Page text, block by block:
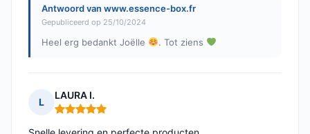
Antwoord van www.essence-box.fr
Gepubliceerd op 25/10/2024
Heel erg bedankt Joëlle . Tot ziens
L
LAURA I.
Opmerking: 5 van 5